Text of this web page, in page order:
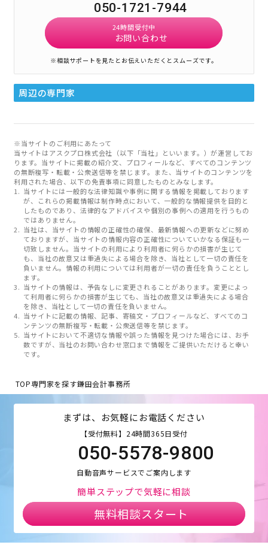
050-1721-7944
24時間受付中
お問い合わせ
※相談サポートを見たとお伝えいただくとスムーズです。
周辺の専門家
※当サイトのご利用にあたって
当サイトはアスクプロ株式会社（以下「当社」といいます。）が運営してお
ります。当サイトに掲載の紹介文、プロフィールなど、すべてのコンテンツ
の無断複写・転載・公衆送信等を禁じます。また、当サイトのコンテンツを
利用された場合、以下の免責事項に同意したものとみなします。
当サイトには一般的な法律知識や事例に関する情報を掲載しております
が、これらの掲載情報は制作時点において、一般的な情報提供を目的と
したものであり、法律的なアドバイスや個別の事例への適用を行うもの
ではありません。
当社は、当サイトの情報の正確性の確保、最新情報への更新などに努め
ておりますが、当サイトの情報内容の正確性についていかなる保証も一
切致しません。当サイトの利用により利用者に何らかの損害が生じて
も、当社の故意又は重過失による場合を除き、当社として一切の責任を
負いません。情報の利用については利用者が一切の責任を負うこととし
ます。
当サイトの情報は、予告なしに変更されることがあります。変更によっ
て利用者に何らかの損害が生じても、当社の故意又は重過失による場合
を除き、当社として一切の責任を負いません。
当サイトに記載の情報、記事、寄稿文・プロフィールなど、すべてのコ
ンテンツの無断複写・転載・公衆送信等を禁じます。
当サイトにおいて不適切な情報や誤った情報を見つけた場合には、お手
数ですが、当社のお問い合わせ窓口まで情報をご提供いただけると幸い
です。
TOP専門家を探す鎌田会計事務所
まずは、お気軽にお電話ください
【受付無料】24時間365日受付
050-5578-9800
自動音声サービスでご案内します
簡単ステップで気軽に相談
無料相談スタート